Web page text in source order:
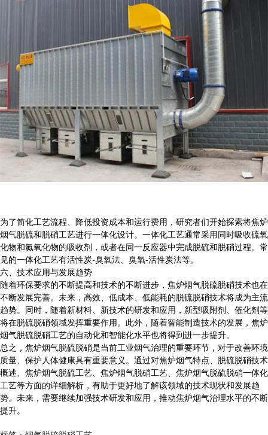
为了简化工艺流程、降低投资成本和运行费用，研究者们开始探索将焦炉
烟气脱硫和脱硝工艺进行一体化设计。一体化工艺通常采用同时吸收硫氧
化物和氮氧化物的吸收剂，或者在同一反应器中完成脱硫和脱硝过程。常
见的一体化工艺有活性炭-臭氧法、臭氧-活性炭法等。
六、技术应用与发展趋势
随着环保要求的不断提高和技术的不断进步，焦炉烟气脱硫脱硝技术也在
不断发展完善。未来，高效、低成本、低能耗的脱硫脱硝技术将成为主流
趋势。同时，随着新材料、新技术的研发和应用，新型吸附剂、催化剂等
将在脱硫脱硝领域发挥重要作用。此外，随着智能制造技术的发展，焦炉
烟气脱硫脱硝工艺的自动化和智能化水平也将得到进一步提升。
总之，焦炉烟气脱硫脱硝是当前工业烟气治理的重要环节，对于改善环境
质量、保护人体健康具有重要意义。通过对焦炉烟气特点、脱硫脱硝技术
概述、焦炉烟气脱硫工艺、焦炉烟气脱硝工艺、焦炉烟气脱硫脱硝一体化
工艺等方面的详细解析，有助于更好地了解该领域的技术现状和发展趋
势。未来，需要继续加强技术研发和应用，推动焦炉烟气治理水平的不断
提升。